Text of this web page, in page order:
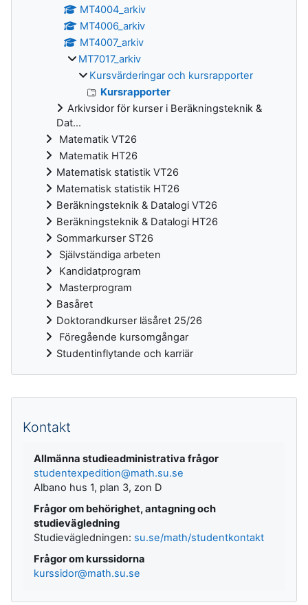
MT4004_arkiv
MT4006_arkiv
MT4007_arkiv
MT7017_arkiv
Kursvärderingar och kursrapporter
Kursrapporter
Arkivsidor för kurser i Beräkningsteknik &
Dat...
Matematik VT26
Matematik HT26
Matematisk statistik VT26
Matematisk statistik HT26
Beräkningsteknik & Datalogi VT26
Beräkningsteknik & Datalogi HT26
Sommarkurser ST26
Självständiga arbeten
Kandidatprogram
Masterprogram
Basåret
Doktorandkurser läsåret 25/26
Föregående kursomgångar
Studentinflytande och karriär
Kompletterande block
Kontakt
Allmänna studieadministrativa frågor
studentexpedition@math.su.se
Albano hus 1, plan 3, zon D
Frågor om behörighet, antagning och
studievägledning
Studievägledningen: su.se/math/studentkontakt
Frågor om kurssidorna
kurssidor@math.su.se